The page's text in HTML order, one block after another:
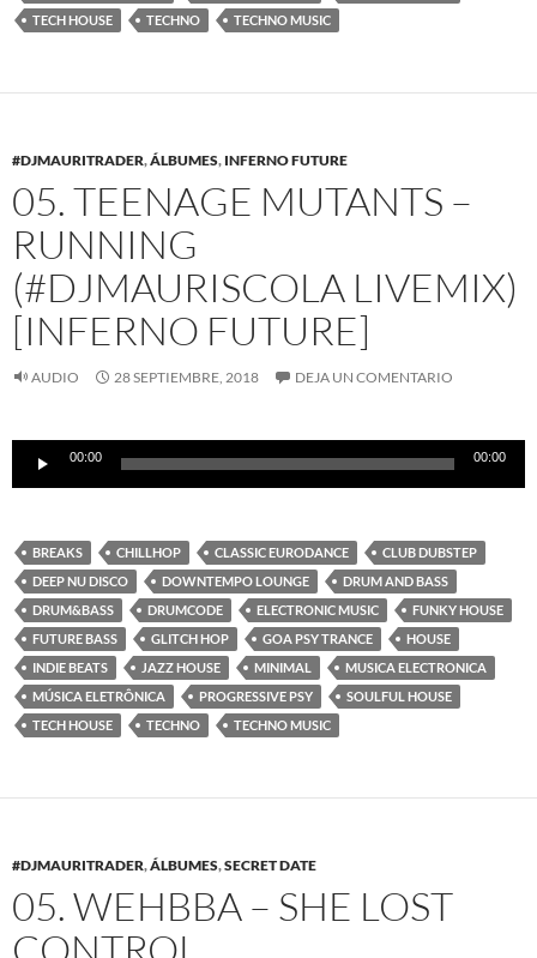
TECH HOUSE
TECHNO TECHNO MUSIC
#DJMAURITRADER,ÁLBUMES, INFERNO FUTURE
05. TEENAGE MUTANTS –
RUNNING
(#DJMAURISCOLA LIVEMIX)
[INFERNO FUTURE]
AUDIO 28 SEPTIEMBRE, 2018 DEJA UN COMENTARIO
Reproductor
audio
00:00 00:00
BREAKS CHILLHOP CLASSIC EURODANCE
CLUB DUBSTEP
DEEP NU DISCO
DOWNTEMPO LOUNGE
DRUM AND BASS
DRUM&BASS
DRUMCODE ELECTRONIC MUSIC
FUNKY HOUSE
FUTURE BASS
GLITCH HOP GOA PSY TRANCE
HOUSE
INDIE BEATS
JAZZ HOUSE MINIMAL
MUSICA ELECTRONICA
MÚSICA ELETRÔNICA
PROGRESSIVE PSY
SOULFUL HOUSE
TECH HOUSE
TECHNO TECHNO MUSIC
#DJMAURITRADER,ÁLBUMES,SECRET DATE
05. WEHBBA – SHE LOST